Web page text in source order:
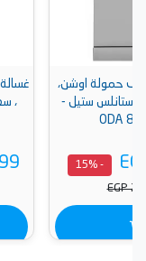
غسالة اطباق فري
EGP 39999